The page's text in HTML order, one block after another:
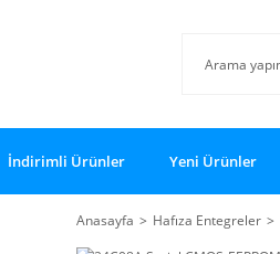
İndirimli Ürünler Yeni Ürünler
Anasayfa Hafıza Entegreler